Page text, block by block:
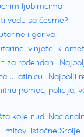
ljubimcima
vodu sa česme?
i goriva
vinjete,
za rođendan
u latinicu
Najbolji
pomoć, policija,
koje nudi
mitovi istočne Srbije